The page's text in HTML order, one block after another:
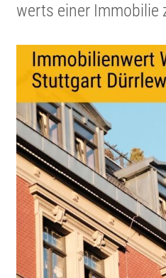
werts einer Immobilie